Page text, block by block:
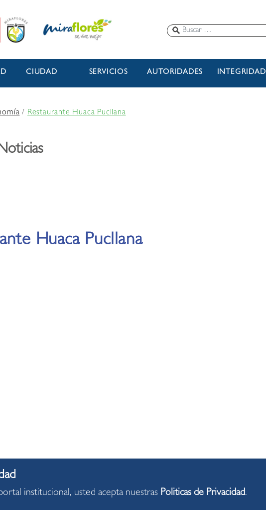
CIUDAD SERVICIOS AUTORIDADES INTEGRIDAD
/Restaurante Huaca Pucllana
Huaca Pucllana
institucional, usted acepta nuestras Politicas de Privacidad.